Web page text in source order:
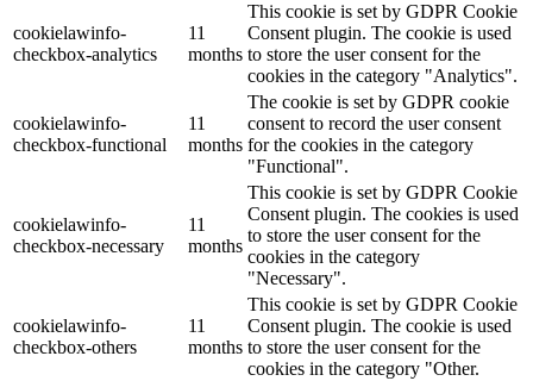
cookielawinfo-
checkbox-analytics
11
months
This cookie is set by GDPR Cookie
Consent plugin. The cookie is used
to store the user consent for the
cookies in the category "Analytics".
cookielawinfo-
checkbox-functional
11
months
The cookie is set by GDPR cookie
consent to record the user consent
for the cookies in the category
"Functional".
cookielawinfo-
checkbox-necessary
11
months
This cookie is set by GDPR Cookie
Consent plugin. The cookies is used
to store the user consent for the
cookies in the category
"Necessary".
cookielawinfo-
checkbox-others
11
months
This cookie is set by GDPR Cookie
Consent plugin. The cookie is used
to store the user consent for the
cookies in the category "Other.